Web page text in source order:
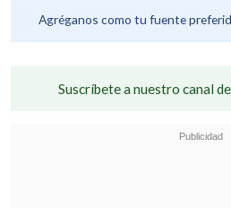
Agréganos como tu fuente
Suscríbete a nuestro canal de